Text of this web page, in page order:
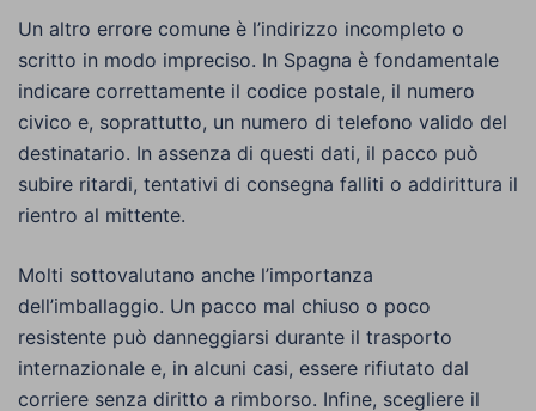
Un altro errore comune è l’indirizzo incompleto o
scritto in modo impreciso. In Spagna è fondamentale
indicare correttamente il codice postale, il numero
civico e, soprattutto, un numero di telefono valido del
destinatario. In assenza di questi dati, il pacco può
subire ritardi, tentativi di consegna falliti o addirittura il
rientro al mittente.
Molti sottovalutano anche l’importanza
dell’imballaggio. Un pacco mal chiuso o poco
resistente può danneggiarsi durante il trasporto
internazionale e, in alcuni casi, essere rifiutato dal
corriere senza diritto a rimborso. Infine, scegliere il